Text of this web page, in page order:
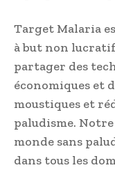
Target Malaria
à but non
partager des
économiques et
moustiques et
paludisme.
monde sans
dans tous les